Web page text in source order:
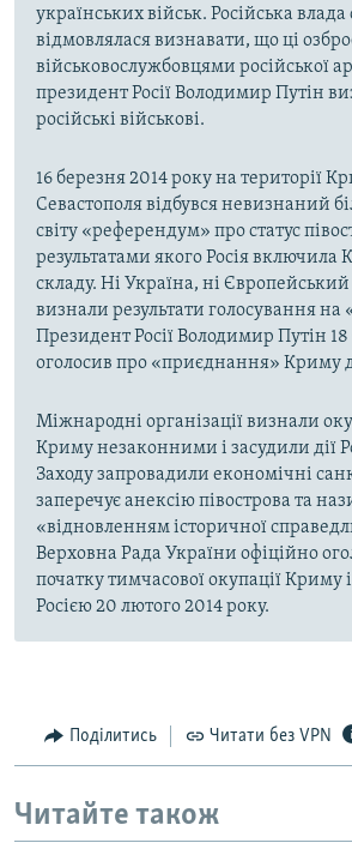
українських військ. Російська влада
відмовлялася визнавати, що ці
військовослужбовцями російської
президент Росії Володимир Путін
російські військові.
16 березня 2014 року на території
Севастополя відбувся невизнаний
світу «референдум» про статус
результатами якого Росія включила
складу. Ні Україна, ні
визнали результати голосування на
Президент Росії Володимир Путін
оголосив про «приєднання» Криму
Міжнародні організації визнали
Криму незаконними і засудили дії
Заходу запровадили економічні
заперечує анексію півострова та
«відновленням історичної
Верховна Рада України офіційно
початку тимчасової окупації Криму
Росією 20 лютого 2014 року.
Поділитись Читати без VPN
Читайте також